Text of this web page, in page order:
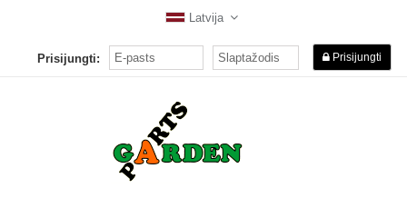
Latvija
Prisijungti: Prisijungti